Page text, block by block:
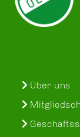
Über uns